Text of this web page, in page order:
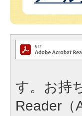
す。お持
Reader（